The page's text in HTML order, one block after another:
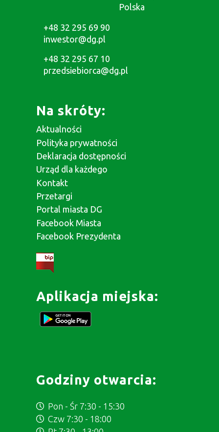
Polska
+48 32 295 69 90
inwestor@dg.pl
+48 32 295 67 10
przedsiebiorca@dg.pl
Na skróty:
Aktualności
Polityka prywatności
Deklaracja dostępności
Urząd dla każdego
Kontakt
Przetargi
Portal miasta DG
Facebook Miasta
Facebook Prezydenta
Aplikacja miejska:
Godziny otwarcia:
Pon - Śr 7:30 - 15:30
Czw 7:30 - 18:00